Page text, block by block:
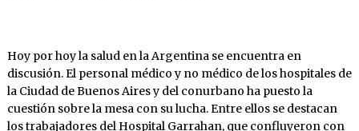
Hoy por hoy la salud en la Argentina se encuentra en
discusión. El personal médico y no médico de los hospitales de
la Ciudad de Buenos Aires y del conurbano ha puesto la
cuestión sobre la mesa con su lucha. Entre ellos se destacan
los trabajadores del Hospital Garrahan, que confluyeron con